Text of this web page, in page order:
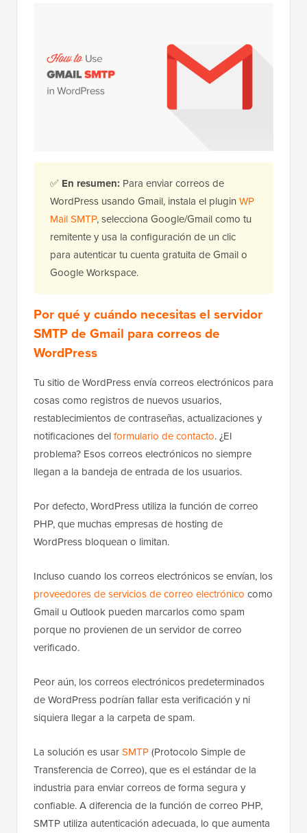
✅ En resumen: Para enviar correos de
WordPress usando Gmail, instala el plugin WP
Mail SMTP, selecciona Google/Gmail como tu
remitente y usa la configuración de un clic
para autenticar tu cuenta gratuita de Gmail o
Google Workspace.
Por qué y cuándo necesitas el servidor
SMTP de Gmail para correos de
WordPress
Tu sitio de WordPress envía correos electrónicos para
cosas como registros de nuevos usuarios,
restablecimientos de contraseñas, actualizaciones y
notificaciones delformulario de contacto. ¿El
problema? Esos correos electrónicos no siempre
llegan a la bandeja de entrada de los usuarios.
Por defecto, WordPress utiliza la función de correo
PHP, que muchas empresas de hosting de
WordPress bloquean o limitan.
Incluso cuando los correos electrónicos se envían, los
proveedores de servicios de correo electrónico como
Gmail u Outlook pueden marcarlos como spam
porque no provienen de un servidor de correo
verificado.
Peor aún, los correos electrónicos predeterminados
de WordPress podrían fallar esta verificación y ni
siquiera llegar a la carpeta de spam.
La solución es usarSMTP(Protocolo Simple de
Transferencia de Correo), que es el estándar de la
industria para enviar correos de forma segura y
confiable. A diferencia de la función de correo PHP,
SMTP utiliza autenticación adecuada, lo que aumenta